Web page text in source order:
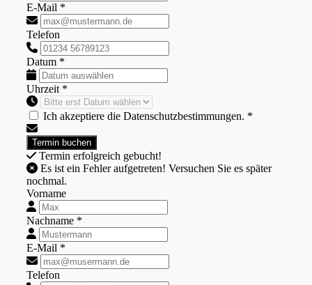
E-Mail *
Telefon
Datum *
Uhrzeit *
Ich akzeptiere die Datenschutzbestimmungen. *
Termin erfolgreich gebucht!
nochmal.
Vorname
Nachname *
E-Mail *
Telefon